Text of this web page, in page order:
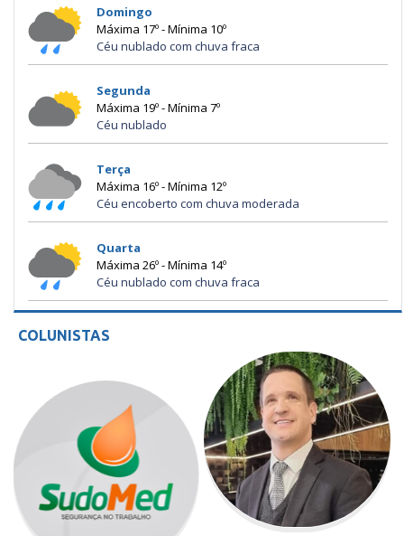
Domingo
Máxima 17º - Mínima 10º
Céu nublado com chuva fraca
Segunda
Máxima 19º - Mínima 7º
Céu nublado
Terça
Máxima 16º - Mínima 12º
Céu encoberto com chuva moderada
Quarta
Máxima 26º - Mínima 14º
Céu nublado com chuva fraca
COLUNISTAS